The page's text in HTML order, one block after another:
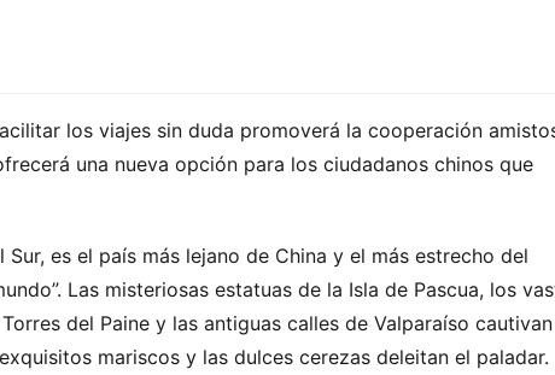
los viajes sin duda promoverá la cooperación
una nueva opción para los ciudadanos chinos que
es el país más lejano de China y el más estrecho del
Las misteriosas estatuas de la Isla de Pascua, los
del Paine y las antiguas calles de Valparaíso
mariscos y las dulces cerezas deleitan el paladar.